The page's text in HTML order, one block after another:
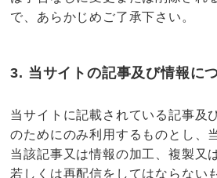
で、あらかじめご了承下さい。
3. 当サイトの記事及び情報に
当サイトに記載されている記事及
のためにのみ利用するものとし、
当該記事又は情報の加工、複製又
若しくは再配信をしてはならない